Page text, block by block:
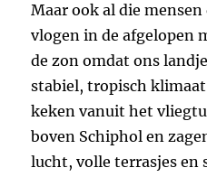
Maar ook al die
vlogen in de afgelopen
de zon omdat ons
stabiel, tropisch
keken vanuit het
boven Schiphol en
lucht, volle terrasjes en